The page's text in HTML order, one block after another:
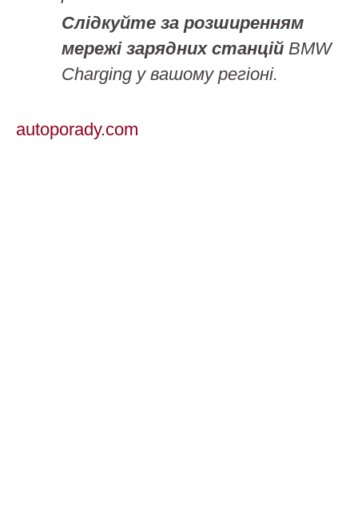
Слідкуйте за розширенням
мережі зарядних станцій BMW
Charging у вашому регіоні.
autoporady.com